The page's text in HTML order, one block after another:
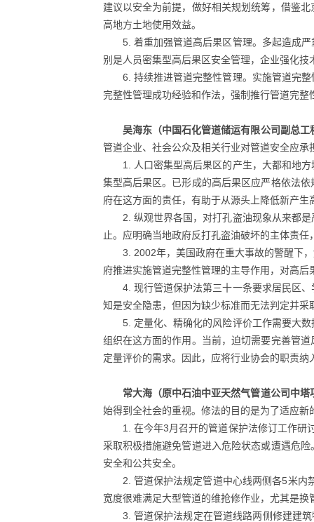
建议以安全为前提，做好相关规划统筹，借鉴
高地方土地使用效益。
5. 着重加强管道高后果区管理。多起造成
别是人员密集型高后果区安全管理，企业强化
6. 持续推进管道完整性管理。实施管道完
完整性管理成功经验和作法，强制推行管道完
吴海东（中国石化管道储运有限公司副总工
管道企业、社会公众及相关行业对管道安全应
1. 人口密集型高后果区的产生，大都和地
集型高后果区。已形成的高后果区应严格依法
府在这方面的责任，有助于从源头上降低新产生
2. 纵观世界各国，对打孔盗油现象从来都
止。应明确当地政府反打孔盗油破坏的主体责
3. 2002年，美国政府在重大事故的警醒下
府推进实施管道完整性管理的主导作用，对高
4. 现行管道保护法第三十一条要求居民区
知是安全隐患，但因为缺少标准而无法判定并
5. 定量化、精确化的风险评价工作需要大
组织在这方面的作用。当前，迫切需要完善管
定量评价的需求。因此，应将行业协会的职责
常大海（原中石油中亚天然气管道公司中塔
始得到全社会的重视。修法的目的是为了适应
1. 在今年3月召开的管道保护法修订工作研
采取积极措施避免管道进入危险状态或遭遇危
安全和公共安全。
2. 管道保护法规定管道中心线两侧各5米内
宽度很难满足大型管道的维抢修作业，尤其是
3. 管道保护法规定在管道线路两侧修建建